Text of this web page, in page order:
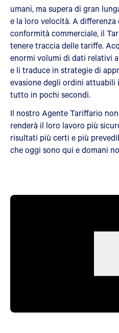
umani, ma supera di gran
e la loro velocità. A
conformità commerciale, il
tenere traccia delle tariffe.
enormi volumi di dati relativi
e li traduce in strategie di
evasione degli ordini attuabili
tutto in pochi secondi.
Il nostro Agente Tariffario
renderà il loro lavoro più
risultati più certi e più
che oggi sono qui e domani